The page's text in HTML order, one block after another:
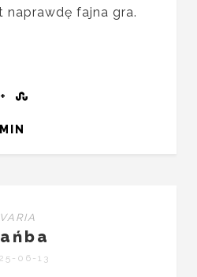
naprawdę fajna gra.
VARIA
06-13